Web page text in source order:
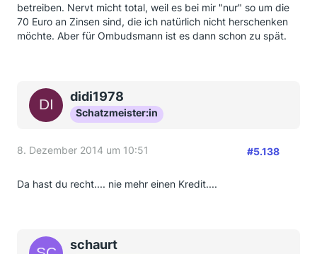
betreiben. Nervt micht total, weil es bei mir "nur" so um die
70 Euro an Zinsen sind, die ich natürlich nicht herschenken
möchte. Aber für Ombudsmann ist es dann schon zu spät.
didi1978
Schatzmeister:in
8. Dezember 2014 um 10:51 #5.138
Da hast du recht.... nie mehr einen Kredit....
schaurt